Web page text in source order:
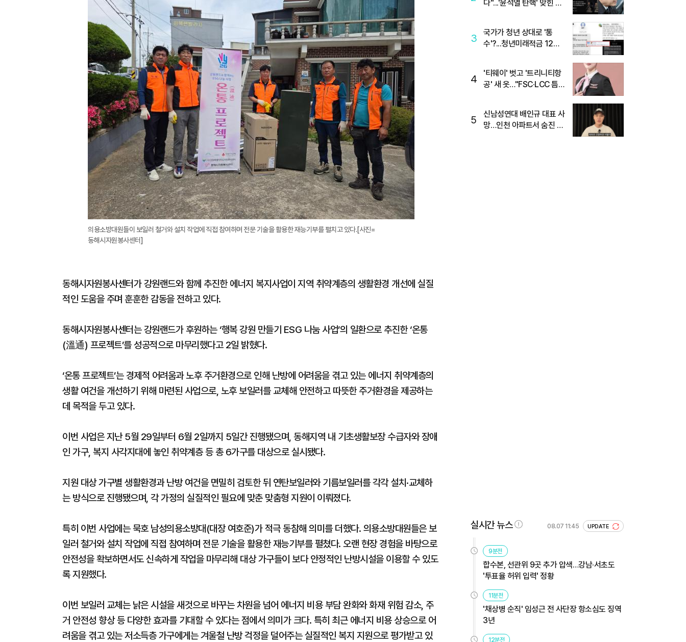
지
확
대
의용소방대원들이 보일러 철거와 설치 작업에 직접 참여하며 전문 기술을 활용한 재능기부를 펼치고 있다.[사진=
동해시자원봉사센터]
동해시자원봉사센터가 강원랜드와 함께 추진한 에너지 복지사업이 지역 취약계층의 생활환경 개선에 실질
적인 도움을 주며 훈훈한 감동을 전하고 있다.
동해시자원봉사센터는 강원랜드가 후원하는 ‘행복 강원 만들기 ESG 나눔 사업’의 일환으로 추진한 ‘온통
(溫通) 프로젝트’를 성공적으로 마무리했다고 2일 밝혔다.
‘온통 프로젝트’는 경제적 어려움과 노후 주거환경으로 인해 난방에 어려움을 겪고 있는 에너지 취약계층의
생활 여건을 개선하기 위해 마련된 사업으로, 노후 보일러를 교체해 안전하고 따뜻한 주거환경을 제공하는
데 목적을 두고 있다.
이번 사업은 지난 5월 29일부터 6월 2일까지 5일간 진행됐으며, 동해지역 내 기초생활보장 수급자와 장애
인 가구, 복지 사각지대에 놓인 취약계층 등 총 6가구를 대상으로 실시됐다.
지원 대상 가구별 생활환경과 난방 여건을 면밀히 검토한 뒤 연탄보일러와 기름보일러를 각각 설치·교체하
는 방식으로 진행됐으며, 각 가정의 실질적인 필요에 맞춘 맞춤형 지원이 이뤄졌다.
특히 이번 사업에는 묵호 남성의용소방대(대장 여호준)가 적극 동참해 의미를 더했다. 의용소방대원들은 보
일러 철거와 설치 작업에 직접 참여하며 전문 기술을 활용한 재능기부를 펼쳤다. 오랜 현장 경험을 바탕으로
안전성을 확보하면서도 신속하게 작업을 마무리해 대상 가구들이 보다 안정적인 난방시설을 이용할 수 있도
록 지원했다.
이번 보일러 교체는 낡은 시설을 새것으로 바꾸는 차원을 넘어 에너지 비용 부담 완화와 화재 위험 감소, 주
거 안전성 향상 등 다양한 효과를 기대할 수 있다는 점에서 의미가 크다. 특히 최근 에너지 비용 상승으로 어
려움을 겪고 있는 저소득층 가구에게는 겨울철 난방 걱정을 덜어주는 실질적인 복지 지원으로 평가받고 있
다"...'윤석열 탄핵' 맞힌 무
3
국가가 청년 상대로 '통
수'?...청년미래적금 12%
4
'티웨이' 벗고 '트리니티항
공' 새 옷…"FSC·LCC 틈
5
신남성연대 배인규 대표 사
망…인천 아파트서 숨진 채
실시간 뉴스 08.07 11:45 UPDATE
9분전
합수본, 선관위 9곳 추가 압색…강남·서초도
'투표율 허위 입력' 정황
11분전
'채상병 순직' 임성근 전 사단장 항소심도 징역
3년
12분전